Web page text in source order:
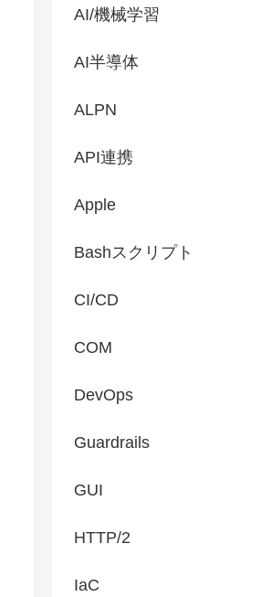
AI/機械学習
AI半導体
ALPN
API連携
Apple
Bashスクリプト
CI/CD
COM
DevOps
Guardrails
GUI
HTTP/2
IaC